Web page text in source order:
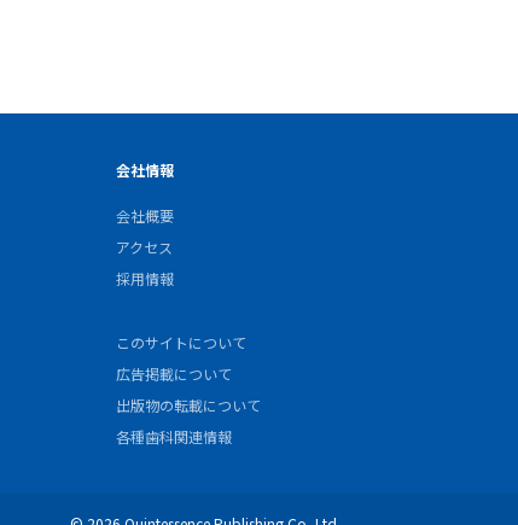
会社情報
会社概要
アクセス
採用情報
このサイトについて
広告掲載について
出版物の転載について
各種歯科関連情報